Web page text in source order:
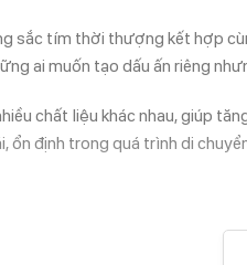
sắc tím thời thượng kết hợp
ai muốn tạo dấu ấn riêng
chất liệu khác nhau, giúp
ổn định trong quá trình di